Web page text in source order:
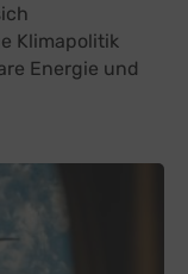
Klimapolitik
Energie und